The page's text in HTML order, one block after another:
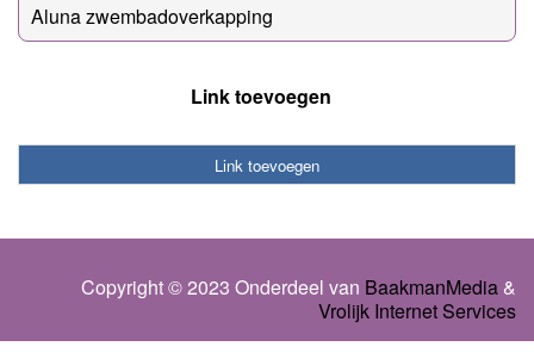
Aluna zwembadoverkapping
Link toevoegen
Link toevoegen
Copyright © 2023 Onderdeel van BaakmanMedia &
Vrolijk Internet Services